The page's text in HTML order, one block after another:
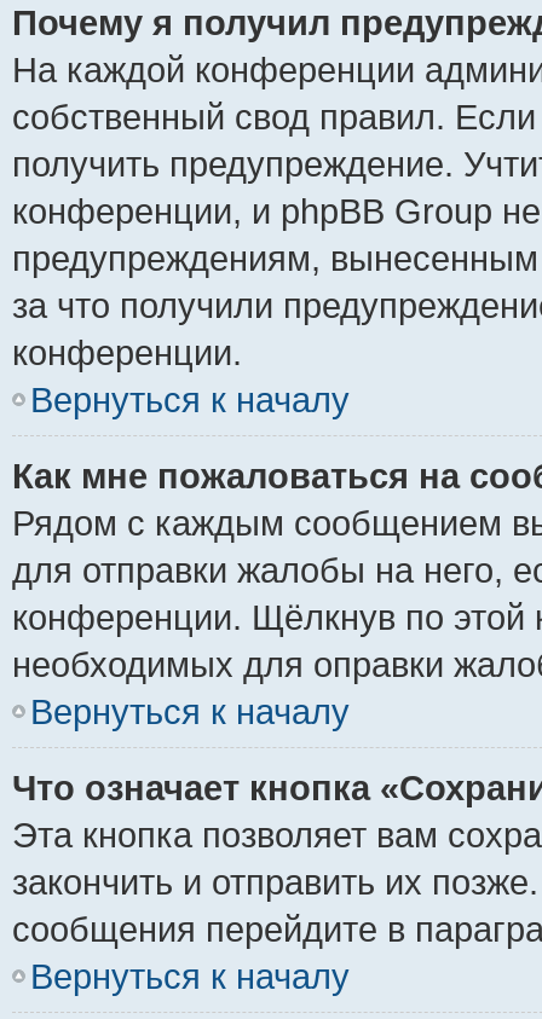
Почему я получил
На каждой конференции
собственный свод правил.
получить предупреждение.
конференции, и phpBB Group
предупреждениям,
за что получили
конференции.
Вернуться к началу
Как мне пожаловаться на
Рядом с каждым сообщением
для отправки жалобы на него,
конференции. Щёлкнув по этой
необходимых для оправки
Вернуться к началу
Что означает кнопка
Эта кнопка позволяет вам
закончить и отправить их
сообщения перейдите в
Вернуться к началу